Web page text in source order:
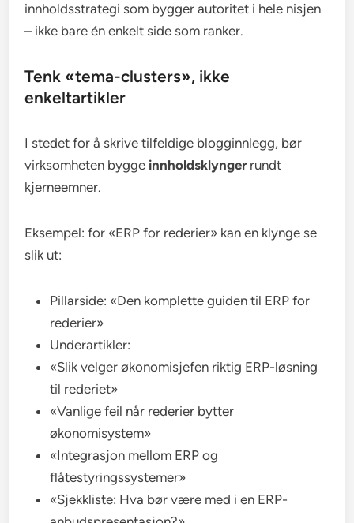
innholdsstrategi som bygger autoritet i hele nisjen
– ikke bare én enkelt side som ranker.
Tenk «tema-clusters», ikke
enkeltartikler
I stedet for å skrive tilfeldige blogginnlegg, bør
virksomheten bygge innholdsklyngerrundt
kjerneemner.
Eksempel: for «ERP for rederier» kan en klynge se
slik ut:
Pillarside: «Den komplette guiden til ERP for
rederier»
Underartikler:
«Slik velger økonomisjefen riktig ERP-løsning
til rederiet»
«Vanlige feil når rederier bytter
økonomisystem»
«Integrasjon mellom ERP og
flåtestyringssystemer»
«Sjekkliste: Hva bør være med i en ERP-